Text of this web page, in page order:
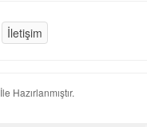
İletişim
İle Hazırlanmıştır.